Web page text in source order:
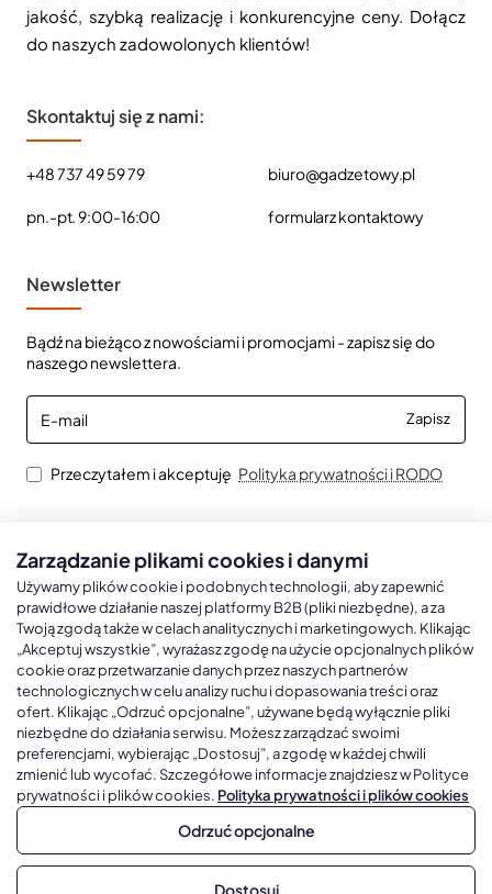
jakość, szybką realizację i konkurencyjne ceny. Dołącz
do naszych zadowolonych klientów!
Skontaktuj się z nami:
+48 737 49 59 79
pn.-pt. 9:00-16:00
biuro@gadzetowy.pl
formularz kontaktowy
Newsletter
Bądź na bieżąco z nowościami i promocjami - zapisz się do
naszego newslettera.
E-
mail
Zapisz
Przeczytałem i akceptuję Polityka prywatności i RODO
Kalendarze książkowe A5
Kalendarze książkowe A4
Kalendarze książkowe B5
Kalendarze książkowe A6 i B6
Kalendarze książkowe z własną oprawą
Kalendarze Ścienne
Kalendarze trójdzielne
Kalendarze jednodzielne
Kalendarze czterodzielne
Kalendarze Wieloplanszowe
Kalendarze Wielopanszowe, Plakatowe
Copyright © 2026, Gadżetowy.pl, All Rights Reserved, Platforma
Zarządzanie plikami cookies i danymi
Używamy plików cookie i podobnych technologii, aby zapewnić
prawidłowe działanie naszej platformy B2B (pliki niezbędne), a za
Twoją zgodą także w celach analitycznych i marketingowych. Klikając
„Akceptuj wszystkie”, wyrażasz zgodę na użycie opcjonalnych plików
cookie oraz przetwarzanie danych przez naszych partnerów
technologicznych w celu analizy ruchu i dopasowania treści oraz
ofert. Klikając „Odrzuć opcjonalne”, używane będą wyłącznie pliki
niezbędne do działania serwisu. Możesz zarządzać swoimi
preferencjami, wybierając „Dostosuj”, a zgodę w każdej chwili
zmienić lub wycofać. Szczegółowe informacje znajdziesz w Polityce
prywatności i plików cookies. Polityka prywatności i plików cookies
Odrzuć opcjonalne
Dostosuj